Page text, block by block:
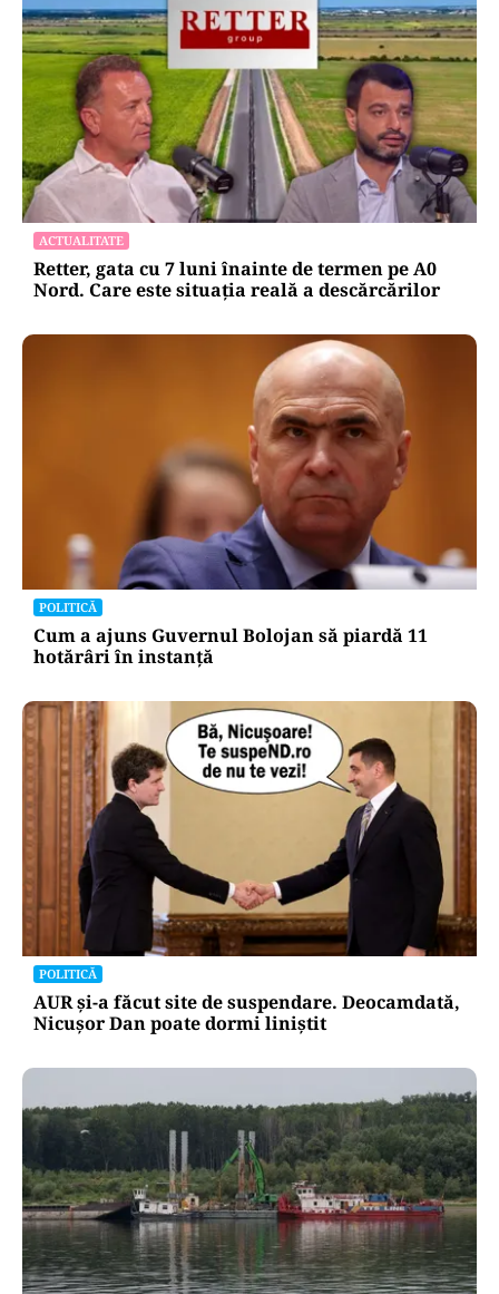
ACTUALITATE
Retter, gata cu 7 luni înainte de termen pe A0
Nord. Care este situația reală a descărcărilor
POLITICĂ
Cum a ajuns Guvernul Bolojan să piardă 11
hotărâri în instanță
POLITICĂ
AUR și-a făcut site de suspendare. Deocamdată,
Nicușor Dan poate dormi liniștit